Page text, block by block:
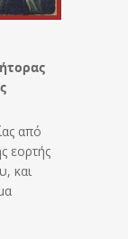
από
εορτής
και